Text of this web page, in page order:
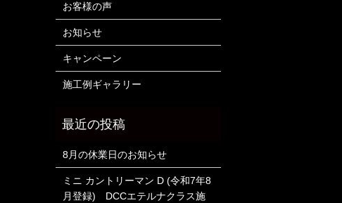
お客様の声
お知らせ
キャンペーン
施工例ギャラリー
8月の休業日のお知らせ
ミニ カントリーマン D (令和7年8
月登録) DCCエテルナクラス施